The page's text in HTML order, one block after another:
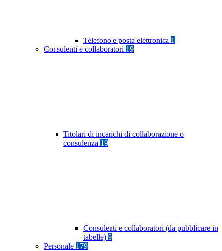
Telefono e posta elettronica 1
Consulenti e collaboratori 19
Titolari di incarichi di collaborazione o
consulenza 19
Consulenti e collaboratori (da pubblicare in
tabelle) 9
Personale 179